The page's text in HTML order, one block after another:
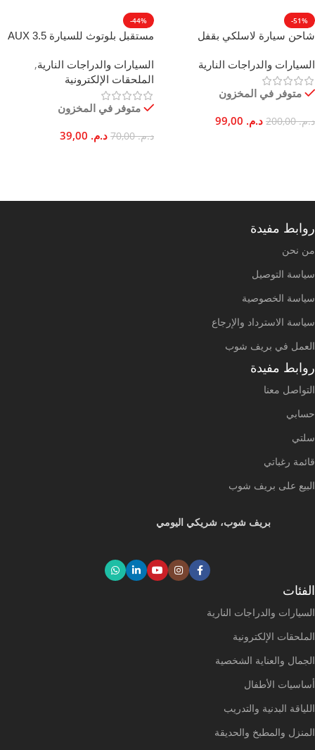
-51%
شاحن سيارة لاسلكي بقفل
السيارات والدراجات النارية
متوفر في المخزون
د.م.200,00 د.م.
-44%
مستقبل بلوتوث للسيارة AUX 3.5
الإصدار 5.0
السيارات والدراجات النارية,
الملحقات الإلكترونية
متوفر في المخزون
د.م.70,00 د.م.
بريف شوب، شريكي اليومي
الفئات
السيارات والدراجات النارية
الملحقات الإلكترونية
الجمال والعناية الشخصية
أساسيات الأطفال
اللياقة البدنية والتدريب
المنزل والمطبخ والحديقة
روابط مفيدة
من نحن
سياسة التوصيل
سياسة الخصوصية
سياسة الاسترداد والإرجاع
العمل في بريف شوب
روابط مفيدة
التواصل معنا
حسابي
سلتي
قائمة رغباتي
البيع على بريف شوب